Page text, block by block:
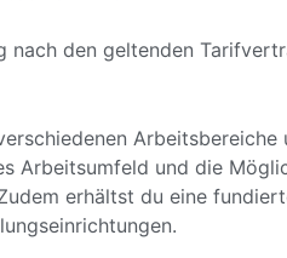
den geltenden
Arbeitsbereiche
Arbeitsumfeld und die
erhältst du eine